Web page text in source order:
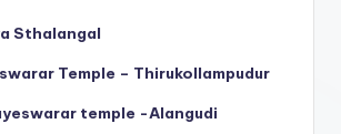
Sthalangal
Temple – Thirukollampudur
temple -Alangudi